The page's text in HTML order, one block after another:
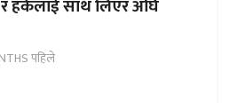
हर्कलाई साथ लिएर अघि
पहिले